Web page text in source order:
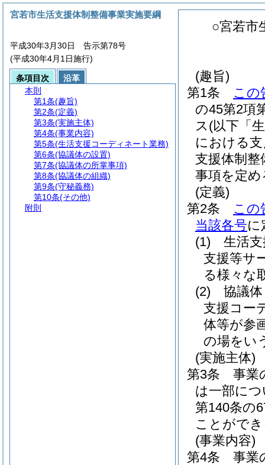
○宮若市
(趣旨)
第1条
この
の45第2項
ス (以下「
における
支援体制整
事項を定
(定義)
第2条
この
当該各号に
(1)
生活
支援等サ
る様々な
(2)
協議
支援コー
体等が参
の場をい
(実施主体)
第3条
事業
は一部に
第140条の
ことがで
(事業内容)
第4条
事業
宮若市生活支援体制整備事業実施要綱
平成30年3月30日 告示第78号
(平成30年4月1日施行)
条項目次
沿革
本則
第1条(趣旨)
第2条(定義)
第3条(実施主体)
第4条(事業内容)
第5条(生活支援コーディネート業務)
第6条(協議体の設置)
第7条(協議体の所掌事項)
第8条(協議体の組織)
第9条(守秘義務)
第10条(その他)
附則